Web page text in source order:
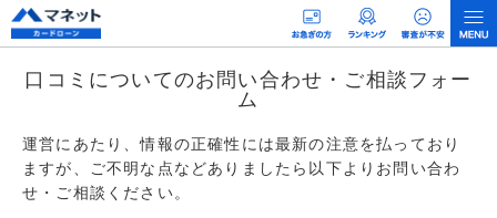
口コミについてのお問い合わせ・ご相談フォー
ム
運営にあたり、情報の正確性には最新の注意を払っており
ますが、ご不明な点などありましたら以下よりお問い合わ
せ・ご相談ください。